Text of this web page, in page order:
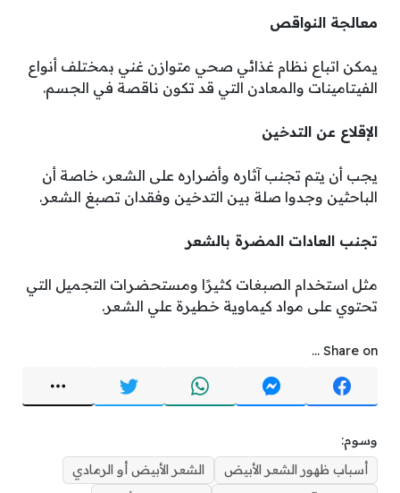
معالجة النواقص
يمكن اتباع نظام غذائي صحي متوازن غني بمختلف أنواع
الفيتامينات والمعادن التي قد تكون ناقصة في الجسم.
الإقلاع عن التدخين
يجب أن يتم تجنب آثاره وأضراره على الشعر، خاصة أن
الباحثين وجدوا صلة بين التدخين وفقدان تصبغ الشعر.
تجنب العادات المضرة بالشعر
مثل استخدام الصبغات كثيرًا ومستحضرات التجميل التي
تحتوي على مواد كيماوية خطيرة علي الشعر.
Share on ...
وسوم:
أسباب ظهور الشعر الأبيض
الشعر الأبيض أو الرمادي